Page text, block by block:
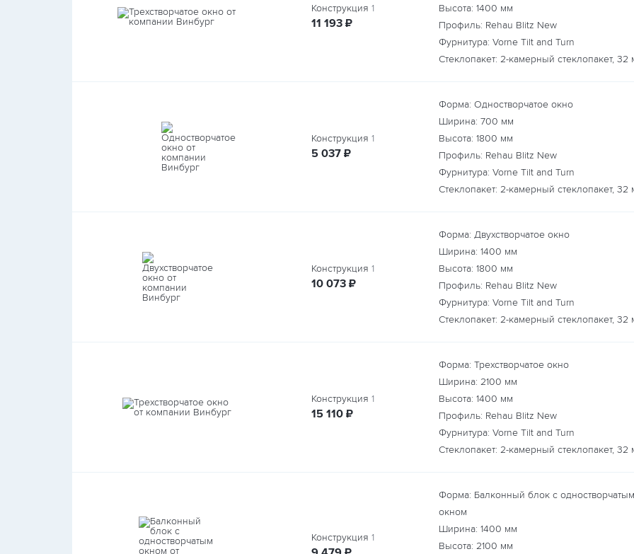
Конструкция 1
11 193 руб.
₽
Высота: 1400 мм
Профиль: Rehau Blitz New
Фурнитура: Vorne Tilt and Turn
Стеклопакет: 2-камерный стеклопакет, 32
Конструкция 1
5 037 руб.
₽
Форма: Одностворчатое окно
Ширина: 700 мм
Высота: 1800 мм
Профиль: Rehau Blitz New
Фурнитура: Vorne Tilt and Turn
Стеклопакет: 2-камерный стеклопакет, 32
Конструкция 1
10 073 руб.
₽
Форма: Двухстворчатое окно
Ширина: 1400 мм
Высота: 1800 мм
Профиль: Rehau Blitz New
Фурнитура: Vorne Tilt and Turn
Стеклопакет: 2-камерный стеклопакет, 32
Конструкция 1
15 110 руб.
₽
Форма: Трехстворчатое окно
Ширина: 2100 мм
Высота: 1400 мм
Профиль: Rehau Blitz New
Фурнитура: Vorne Tilt and Turn
Стеклопакет: 2-камерный стеклопакет, 32
Конструкция 1
Форма: Балконный блок с одностворчатым
окном
Ширина: 1400 мм
Высота: 2100 мм